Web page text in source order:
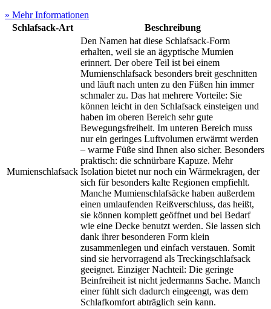
» Mehr Informationen
Schlafsack-Art
Beschreibung
Mumienschlafsack
Den Namen hat diese Schlafsack-Form
erhalten, weil sie an ägyptische Mumien
erinnert. Der obere Teil ist bei einem
Mumienschlafsack besonders breit geschnitten
und läuft nach unten zu den Füßen hin immer
schmaler zu. Das hat mehrere Vorteile: Sie
können leicht in den Schlafsack einsteigen und
haben im oberen Bereich sehr gute
Bewegungsfreiheit. Im unteren Bereich muss
nur ein geringes Luftvolumen erwärmt werden
– warme Füße sind Ihnen also sicher. Besonders
praktisch: die schnürbare Kapuze. Mehr
Isolation bietet nur noch ein Wärmekragen, der
sich für besonders kalte Regionen empfiehlt.
Manche Mumienschlafsäcke haben außerdem
einen umlaufenden Reißverschluss, das heißt,
sie können komplett geöffnet und bei Bedarf
wie eine Decke benutzt werden. Sie lassen sich
dank ihrer besonderen Form klein
zusammenlegen und einfach verstauen. Somit
sind sie hervorragend als Treckingschlafsack
geeignet. Einziger Nachteil: Die geringe
Beinfreiheit ist nicht jedermanns Sache. Manch
einer fühlt sich dadurch eingeengt, was dem
Schlafkomfort abträglich sein kann.